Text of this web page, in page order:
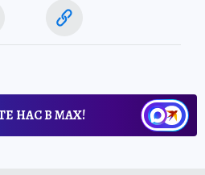
НАС В МАХ!